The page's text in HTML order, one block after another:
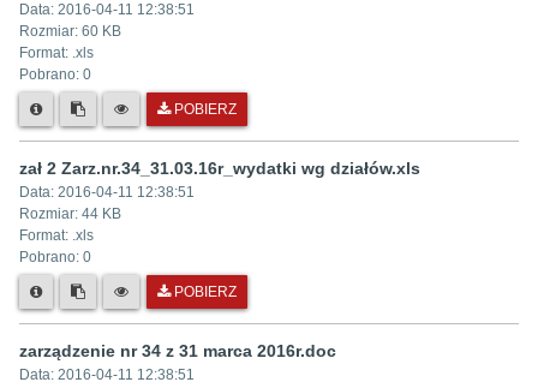
Data: 2016-04-11 12:38:51
Rozmiar: 60 KB
Format: .xls
Pobrano: 0
POBIERZ
zał 2 Zarz.nr.34_31.03.16r_wydatki wg działów.xls
Data: 2016-04-11 12:38:51
Rozmiar: 44 KB
Format: .xls
Pobrano: 0
POBIERZ
zarządzenie nr 34 z 31 marca 2016r.doc
Data: 2016-04-11 12:38:51